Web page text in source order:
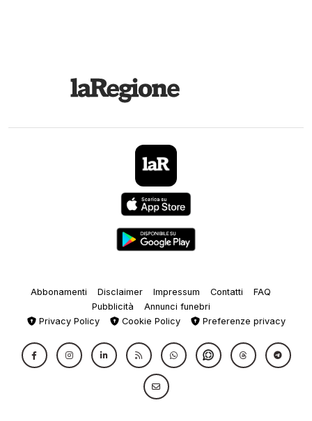
Abbonamenti Disclaimer Impressum Contatti
FAQ
Pubblicità
Annunci funebri
Privacy Policy
Cookie Policy Preferenze privacy